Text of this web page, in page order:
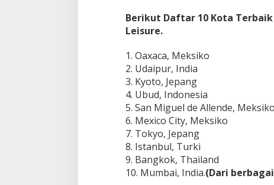
Berikut Daftar 10 Kota
Leisure.
1. Oaxaca, Meksiko
2. Udaipur, India
3. Kyoto, Jepang
4. Ubud, Indonesia
5. San Miguel de Allende, Meksiko
6. Mexico City, Meksiko
7. Tokyo, Jepang
8. Istanbul, Turki
9. Bangkok, Thailand
10. Mumbai, India.(Dari